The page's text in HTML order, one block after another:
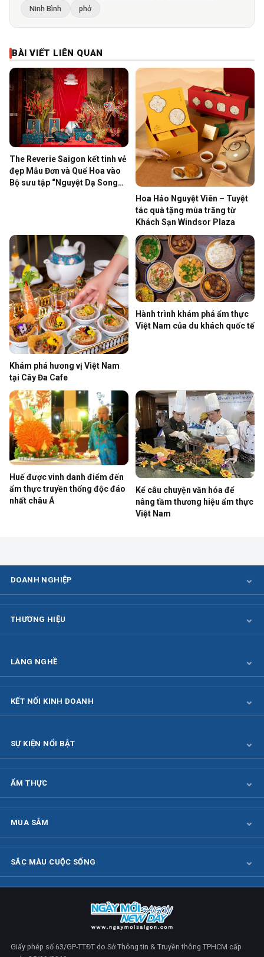
Ninh Bình phở
BÀI VIẾT LIÊN QUAN
The Reverie Saigon kết tinh vẻ
đẹp Mẫu Đơn và Quế Hoa vào
Bộ sưu tập “Nguyệt Dạ Song
Hoa Hảo Nguyệt Viên – Tuyệt
tác quà tặng mùa trăng từ
Khách Sạn Windsor Plaza
Khám phá hương vị Việt Nam
tại Cây Đa Cafe
Hành trình khám phá ẩm thực
Việt Nam của du khách quốc tế
Huế được vinh danh điểm đến
ẩm thực truyền thống độc đáo
nhất châu Á
Kể câu chuyện văn hóa để
nâng tầm thương hiệu ẩm thực
Việt Nam
DOANH NGHIỆP
THƯƠNG HIỆU
LÀNG NGHỀ
KẾT NỐI KINH DOANH
SỰ KIỆN NỔI BẬT
ẨM THỰC
MUA SẮM
SẮC MÀU CUỘC SỐNG
Giấy phép số 63/GP-TTĐT do Sở Thông tin & Truyền thông TPHCM cấp